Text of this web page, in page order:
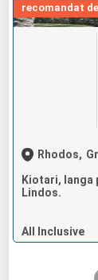
recomandat
Rhodos,
Kiotari, langa
Lindos.
All Inclusive